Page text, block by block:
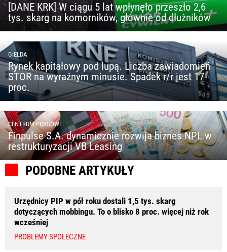
[DANE KRK] W ciągu 5 lat wpłynęło przeszło 2,6
tys. skarg na komorników, głównie od dłużników
GIEŁDA
Rynek kapitałowy pod lupą. Liczba zawiadomień
STOR na wyraźnym minusie. Spadek r/r jest 17-
proc.
CENTRUM PRASOWE
Finpulse S.A. dynamicznie rozwija biznes NPL w
restrukturyzacji VB Leasing
PODOBNE ARTYKUŁY
Urzędnicy PIP w pół roku dostali 1,5 tys. skarg
dotyczących mobbingu. To o blisko 8 proc. więcej niż rok
wcześniej
PROBLEMY SPOŁECZNE